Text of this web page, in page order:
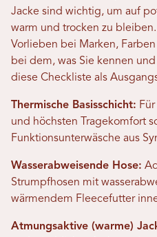
Jacke sind wichtig, um auf
warm und trocken zu
Vorlieben bei Marken,
bei dem, was Sie kennen
diese Checkliste als
Thermische Basisschicht:
und höchsten Tragekomfort
Funktionsunterwäsche aus
Wasserabweisende Hose:
Strumpfhosen mit
wärmendem Fleecefutter
Atmungsaktive (warme)